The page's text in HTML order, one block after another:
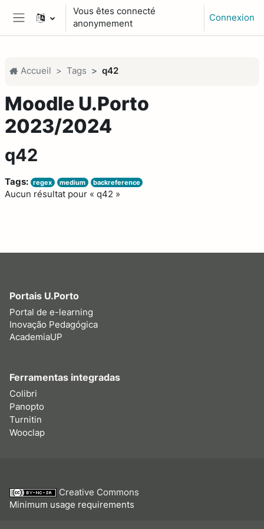
Passer au contenu principal
Panneau latéral
Vous êtes connecté
anonymement
Connexion
Accueil Tags q42
Moodle U.Porto
2023/2024
q42
Tags: regex medium backreference
Aucun résultat pour « q42 »
Portais U.Porto
Portal de e-learning
Inovação Pedagógica
AcademiaUP
Ferramentas integradas
Colibri
Panopto
Turnitin
Wooclap
Creative Commons
Minimum usage requirements